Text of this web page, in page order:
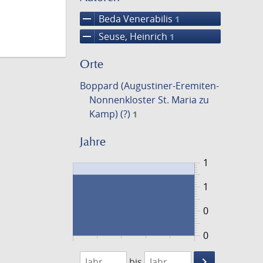
remove Beda Venerabilis 1
remove Seuse, Heinrich 1
Orte
Boppard (Augustiner-Eremiten-
Nonnenkloster St. Maria zu
Kamp) (?) 1
Jahre
0
1
0
1
1425
1426